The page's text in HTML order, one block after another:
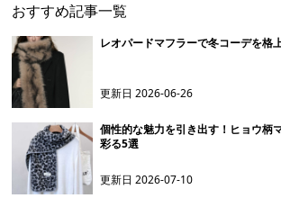
おすすめ記事一覧
レオパードマフラーで冬コーデを格
更新日2026-06-26
個性的な魅力を引き出す！ヒョウ柄
彩る5選
更新日2026-07-10